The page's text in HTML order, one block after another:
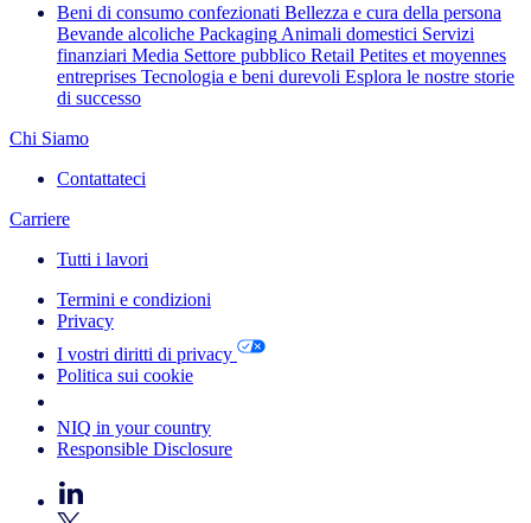
Beni di consumo confezionati Bellezza e cura della persona
Bevande alcoliche Packaging Animali domestici Servizi
finanziari Media Settore pubblico Retail Petites et moyennes
entreprises Tecnologia e beni durevoli Esplora le nostre storie
di successo
Chi Siamo
Contattateci
Carriere
Tutti i lavori
Termini e condizioni
Privacy
I vostri diritti di privacy
Politica sui cookie
NIQ in your country
Responsible Disclosure